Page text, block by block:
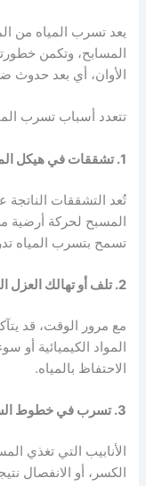
يعد تسرب المياه من
المسابح، وتكمن
الأوان، أي بعد حدوث
تتعدد أسباب تسرب
1. تشققات في هيكل المسبح
تُعد التشققات
المسبح لحركة أرضية
تسمح بتسرب المياه
2. تلف أو تهالك العزل المائي
مع مرور الوقت، قد
المواد الكيميائية أو
الاحتفاظ بالمياه.
3. تسرب في خطوط السباكة
الأنابيب التي تغذي
الكسر، أو الانفصال